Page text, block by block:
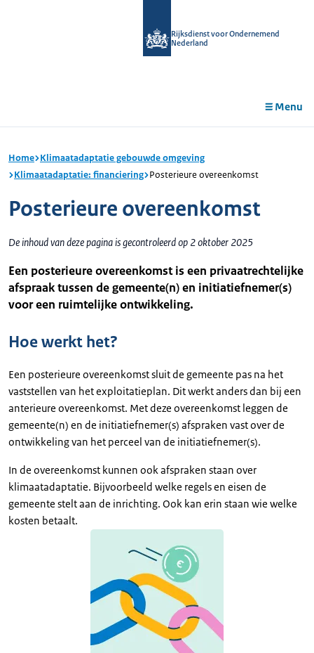
Rijksdienst voor Ondernemend
Nederland
Menu
Home Klimaatadaptatie gebouwde omgeving
Klimaatadaptatie: financiering Posterieure overeenkomst
Posterieure overeenkomst
De inhoud van deze pagina is gecontroleerd op 2 oktober 2025
Een posterieure overeenkomst is een privaatrechtelijke
afspraak tussen de gemeente(n) en initiatiefnemer(s)
voor een ruimtelijke ontwikkeling.
Hoe werkt het?
Een posterieure overeenkomst sluit de gemeente pas na het
vaststellen van het exploitatieplan. Dit werkt anders dan bij een
anterieure overeenkomst. Met deze overeenkomst leggen de
gemeente(n) en de initiatiefnemer(s) afspraken vast over de
ontwikkeling van het perceel van de initiatiefnemer(s).
In de overeenkomst kunnen ook afspraken staan over
klimaatadaptatie. Bijvoorbeeld welke regels en eisen de
gemeente stelt aan de inrichting. Ook kan erin staan wie welke
kosten betaalt.